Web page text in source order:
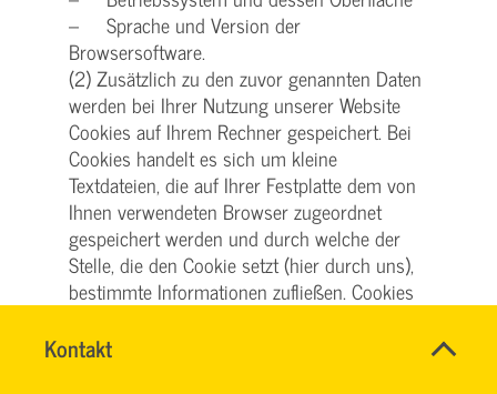
Kontakt
SVG
Name*
– Sprache und Version der
Browsersoftware.
(2) Zusätzlich zu den zuvor genannten Daten
werden bei Ihrer Nutzung unserer Website
Cookies auf Ihrem Rechner gespeichert. Bei
Cookies handelt es sich um kleine
Textdateien, die auf Ihrer Festplatte dem von
Ihnen verwendeten Browser zugeordnet
gespeichert werden und durch welche der
Stelle, die den Cookie setzt (hier durch uns),
bestimmte Informationen zufließen. Cookies
Viren auf Ihren Computer übertragen. Sie